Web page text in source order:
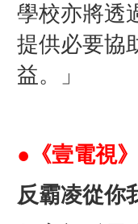
學校亦將透
提供必要協
益。」
●《壹電視
反霸凌從你